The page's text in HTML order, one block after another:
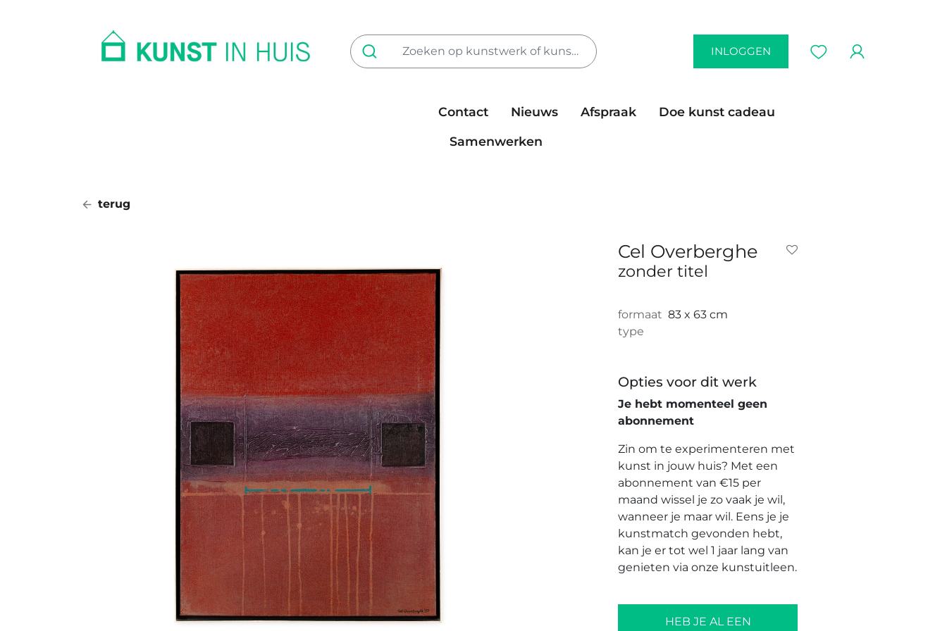
INLOGGEN
Contact Nieuws Afspraak
Doe kunst cadeau
Samenwerken
terug
Cel Overberghe
zonder titel
formaat 83 x 63 cm
type
Opties voor dit werk
Je hebt momenteel geen
abonnement
Zin om te experimenteren met
kunst in jouw huis? Met een
abonnement van €15 per
maand wissel je zo vaak je wil,
wanneer je maar wil. Eens je je
kunstmatch gevonden hebt,
kan je er tot wel 1 jaar lang van
genieten via onze kunstuitleen.
HEB JE AL EEN